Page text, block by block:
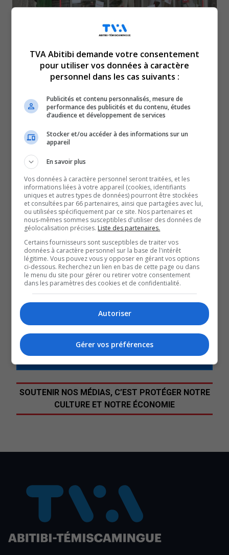
Des soldes pouvant aller
jusqu’à 50 %, voilà ce qu’on
retrouve dans les vitrines
des différentes boutiques
de la région.
Et malgré les inquiétudes liées à l’inflation, les
consommateurs semblent avoir été au rendez-vous
encore une fois cette année durant la période des Fêtes.
Mais dans d’autres boutiques, l’achalandage semble
avoir diminué, notamment en raison de différents
chamboulements qui se sont déroulés avant Noël.
Alors que pour certains c’est la chasse aux rabais, pour
période qui fait souvent mal au portefeuille.
QUESTION DU JOUR
Commentaires
SOUTENIR NOS MÉDIAS, C’EST PROTÉGER NOTRE
CULTURE ET NOTRE ÉCONOMIE
TVA Abitibi demande votre consentement
pour utiliser vos données à caractère
personnel dans les cas suivants :
Publicités et contenu personnalisés, mesure de
performance des publicités et du contenu, études
d’audience et développement de services
Stocker et/ou accéder à des informations sur un
appareil
En savoir plus
Vos données à caractère personnel seront traitées, et les
informations liées à votre appareil (cookies, identifiants
uniques et autres types de données) pourront être stockées
et consultées par 66 partenaires, ainsi que partagées avec lui,
ou utilisées spécifiquement par ce site. Nos partenaires et
nous-mêmes sommes susceptibles d'utiliser des données de
géolocalisation précises. Liste des partenaires.
Certains fournisseurs sont susceptibles de traiter vos
données à caractère personnel sur la base de l'intérêt
légitime. Vous pouvez vous y opposer en gérant vos options
ci-dessous. Recherchez un lien en bas de cette page ou dans
le menu du site pour gérer ou retirer votre consentement
dans les paramètres des cookies et de confidentialité.
Autoriser
Gérer vos préférences